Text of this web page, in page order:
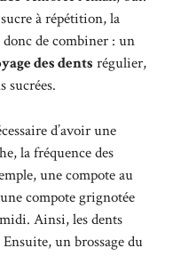
à répétition, la
de combiner : un
des dents régulier,
sucrées.
d’avoir une
la fréquence des
une compote au
compote grignotée
Ainsi, les dents
un brossage du